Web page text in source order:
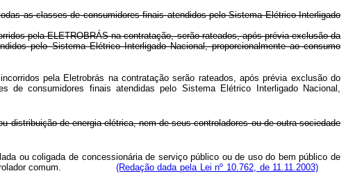
as classes de consumidores finais atendidos pelo Sistema Elétrico Interligado
pela ELETROBRÁS na contratação, serão rateados, após prévia exclusão da
pelo Sistema Elétrico Interligado Nacional, proporcionalmente ao consumo
pela Eletrobrás na contratação serão rateados, após prévia exclusão do
de consumidores finais atendidas pelo Sistema Elétrico Interligado Nacional,
distribuição de energia elétrica, nem de seus controladores ou de outra sociedade
ou coligada de concessionária de serviço público ou de uso do bem público de
o controlador comum. (Redação dada pela Lei nº 10.762, de 11.11.2003)